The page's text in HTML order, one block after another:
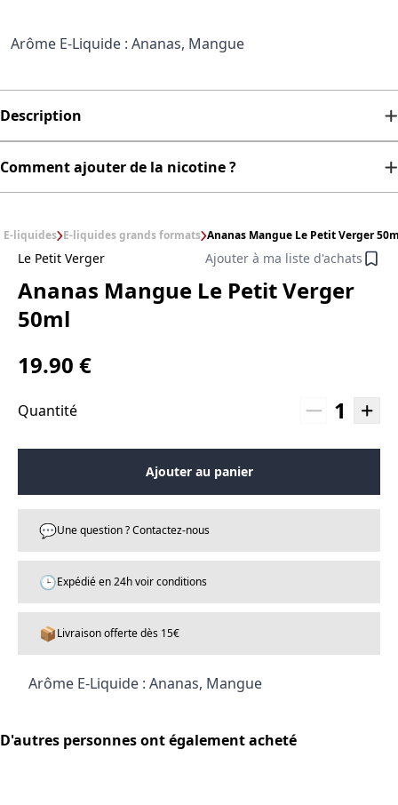
Arôme E-Liquide : Ananas, Mangue
Description
Comment ajouter de la nicotine ?
E-liquides E-liquides grands formats Ananas Mangue Le Petit Verger
Le Petit Verger Ajouter à ma liste d'achats
Ananas Mangue Le Petit Verger
50ml
19.90 €
Quantité 1
Ajouter au panier
💬Une question ? Contactez-nous
🕒Expédié en 24h voir conditions
📦Livraison offerte dès 15€
Arôme E-Liquide : Ananas, Mangue
D'autres personnes ont également acheté